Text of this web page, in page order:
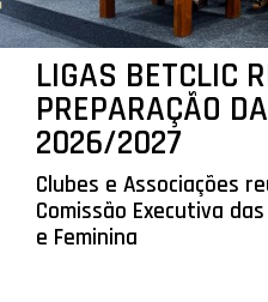
LIGAS BETCLIC
PREPARAÇÃO
2026/2027
Clubes e Associações
Comissão Executiva
e Feminina